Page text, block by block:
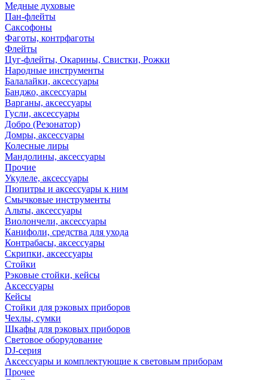
Медные духовые
Пан-флейты
Саксофоны
Фаготы, контрфаготы
Флейты
Цуг-флейты, Окарины, Свистки, Рожки
Народные инструменты
Балалайки, аксессуары
Банджо, аксессуары
Варганы, аксессуары
Гусли, аксессуары
Добро (Резонатор)
Домры, аксессуары
Колесные лиры
Мандолины, аксессуары
Прочие
Укулеле, аксессуары
Пюпитры и аксессуары к ним
Смычковые инструменты
Альты, аксессуары
Виолончели, аксессуары
Канифоли, средства для ухода
Контрабасы, аксессуары
Скрипки, аксессуары
Стойки
Рэковые стойки, кейсы
Аксессуары
Кейсы
Стойки для рэковых приборов
Чехлы, сумки
Шкафы для рэковых приборов
Световое оборудование
DJ-серия
Аксессуары и комплектующие к световым приборам
Прочее